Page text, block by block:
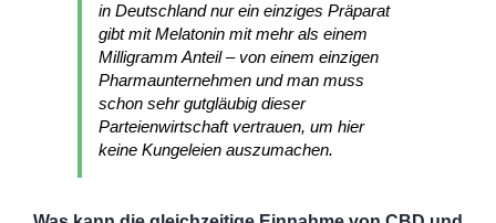
in Deutschland nur ein einziges Präparat
gibt mit Melatonin mit mehr als einem
Milligramm Anteil – von einem einzigen
Pharmaunternehmen und man muss
schon sehr gutgläubig dieser
Parteienwirtschaft vertrauen, um hier
keine Kungeleien auszumachen.